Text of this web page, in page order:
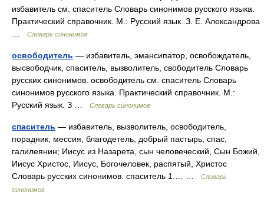
избавитель см. спаситель Словарь синонимов русского языка.
Практический справочник. М.: Русский язык. З. Е. Александрова
Словарь синонимов
освободитель — избавитель, эмансипатор, освобождатель,
высвободчик, спаситель, вызволитель, свободитель Словарь
русских синонимов. освободитель см. спаситель Словарь
синонимов русского языка. Практический справочник. М.:
Русский язык. З …
Словарь синонимов
спаситель — избавитель, вызволитель, освободитель,
порадник, мессия, благодетель, добрый пастырь, спас,
галилеянин; Иисус из Назарета, сын человеческий, Сын Божий,
Иисус Христос, Иисус, Богочеловек, распятый, Христос
Словарь русских синонимов. спаситель 1.… …
Словарь
синонимов